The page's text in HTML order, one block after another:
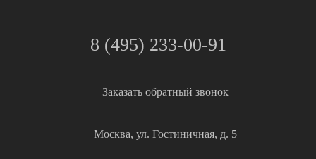
8 (495) 233-00-91
Заказать обратный звонок
Москва, ул. Гостиничная, д. 5